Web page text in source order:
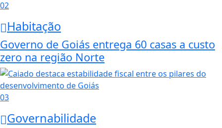
02
Habitação
Governo de Goiás entrega 60 casas a custo
zero na região Norte
03
Governabilidade